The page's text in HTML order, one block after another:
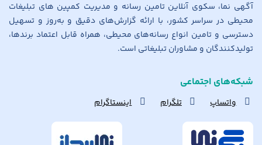
آگهی نما، سکوی آنلاین تامین رسانه و مدیریت کمپین های تبلیغات
محیطی در سراسر کشور، با ارائه گزارش‌های دقیق و به‌روز و تسهیل
دسترسی و تامین انواع رسانه‌های محیطی، همراه قابل اعتماد برندها،
تولیدکنندگان و مشاوران تبلیغاتی است.
شبکه‌های اجتماعی
واتساپ تلگرام اینستاگرام